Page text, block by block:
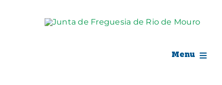
Menu